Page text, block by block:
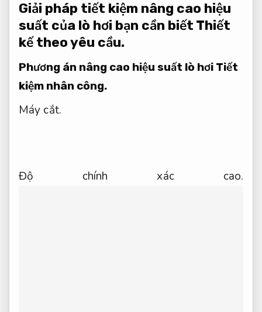
Giải pháp tiết kiệm nâng cao hiệu
suất của lò hơi bạn cần biết Thiết
kế theo yêu cầu.
Phương án nâng cao hiệu suất lò hơi Tiết
kiệm nhân công.
Máy cắt.
Độ chính xác cao.